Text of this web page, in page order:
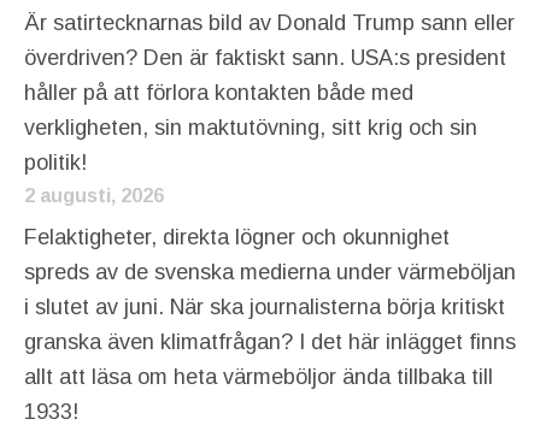
Är satirtecknarnas bild av Donald Trump sann eller
överdriven? Den är faktiskt sann. USA:s president
håller på att förlora kontakten både med
verkligheten, sin maktutövning, sitt krig och sin
politik!
2 augusti, 2026
Felaktigheter, direkta lögner och okunnighet
spreds av de svenska medierna under värmeböljan
i slutet av juni. När ska journalisterna börja kritiskt
granska även klimatfrågan? I det här inlägget finns
allt att läsa om heta värmeböljor ända tillbaka till
1933!